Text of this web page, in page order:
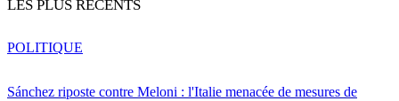
LES PLUS RÉCENTS
Sánchez riposte contre Meloni : l'Italie menacée de mesures de
POLITIQUE